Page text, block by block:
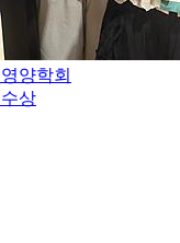
양학회
상